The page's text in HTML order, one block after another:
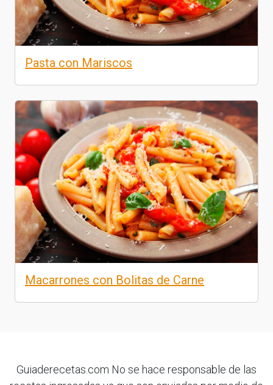
Pasta con Mariscos
Macarrones con Bolitas de Carne
Guiaderecetas.com No se hace responsable de las